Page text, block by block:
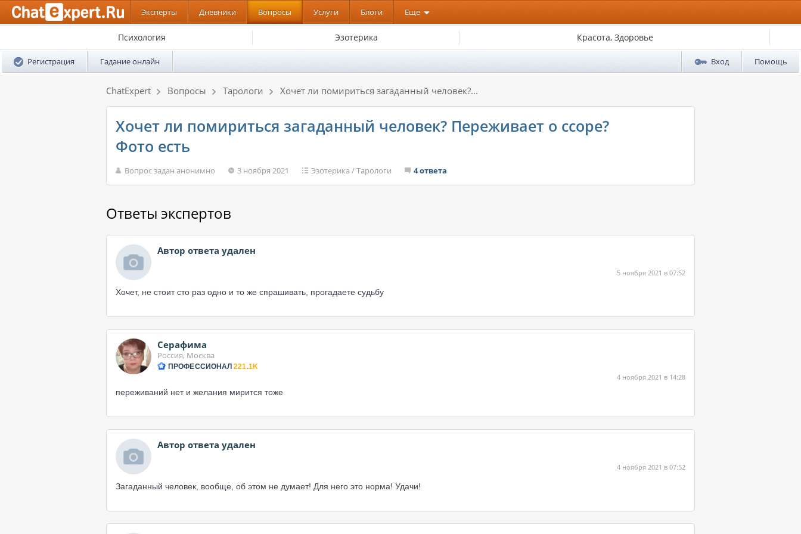
Эксперты Дневники Вопросы Услуги Блоги Еще
Психология Эзотерика Красота, Здоровье
Регистрация Гадание онлайн Вход Помощь
ChatExpert Вопросы Тарологи Хочет ли помириться загаданный человек?...
Хочет ли помириться загаданный человек? Переживает о ссоре?
Фото есть
Вопрос задан анонимно 3 ноября 2021 Эзотерика /Тарологи 4 ответа
Ответы экспертов
Автор ответа удален
5 ноября 2021 в 07:52
Хочет, не стоит сто раз одно и то же спрашивать, прогадаете судьбу
Серафима
Россия, Москва
ПРОФЕССИОНАЛ 221.1K
4 ноября 2021 в 14:28
переживаний нет и желания мирится тоже
Автор ответа удален
4 ноября 2021 в 07:52
Загаданный человек, вообще, об этом не думает! Для него это норма! Удачи!